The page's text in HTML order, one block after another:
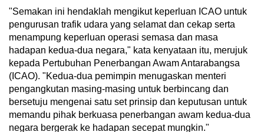
"Semakan ini hendaklah mengikut keperluan ICAO untuk
pengurusan trafik udara yang selamat dan cekap serta
menampung keperluan operasi semasa dan masa
hadapan kedua-dua negara," kata kenyataan itu, merujuk
kepada Pertubuhan Penerbangan Awam Antarabangsa
(ICAO). "Kedua-dua pemimpin menugaskan menteri
pengangkutan masing-masing untuk berbincang dan
bersetuju mengenai satu set prinsip dan keputusan untuk
memandu pihak berkuasa penerbangan awam kedua-dua
negara bergerak ke hadapan secepat mungkin."